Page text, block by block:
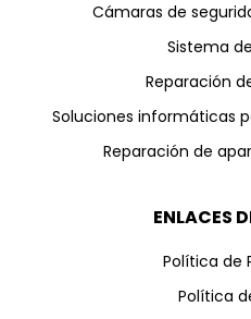
Cámaras de
Sistema
Reparación
Soluciones informáticas
Reparación de
ENLACES
Política de
Política